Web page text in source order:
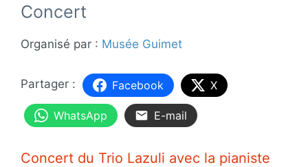
Concert
Organisé par : Musée Guimet
Facebook X
WhatsApp E-mail
Concert du Trio Lazuli avec la pianiste